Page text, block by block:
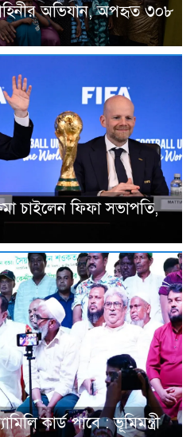
অভিযান, অপহৃত ৩০৮
চাইলেন ফিফা সভাপতি,
কার্ড পাবে : ভূমিমন্ত্রী